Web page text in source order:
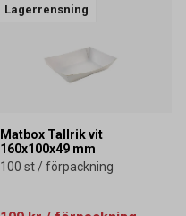
Lagerrensning
Matbox Tallrik vit
160x100x49 mm
100 st / förpackning